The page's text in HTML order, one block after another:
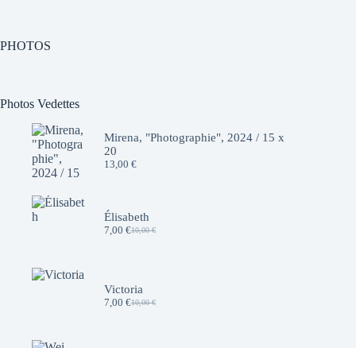
PHOTOS
Photos Vedettes
Mirena, "Photographie", 2024 / 15 x
20
13,00 €
Élisabeth
10,00€
Le
10,00 €.
7,00 €Le
7,00 €.
Victoria
10,00€
Le
7,00 €Le